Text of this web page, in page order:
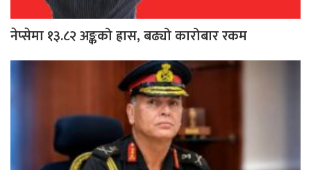
नेप्सेमा १३.८२ अङ्कको ह्रास, बढ्यो कारोबार रकम